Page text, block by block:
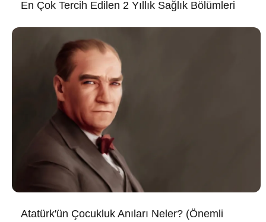
En Çok Tercih Edilen 2 Yıllık Sağlık Bölümleri
Atatürk'ün Çocukluk Anıları Neler? (Önemli